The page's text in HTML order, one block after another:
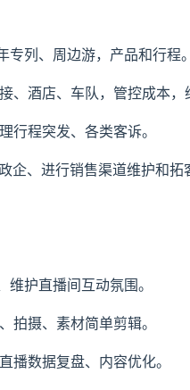
专列、周边游，产品和行程。
、酒店、车队，管控成本，
行程突发、各类客诉。
企、进行销售渠道维护和拓
维护直播间互动氛围。
拍摄、素材简单剪辑。
播数据复盘、内容优化。